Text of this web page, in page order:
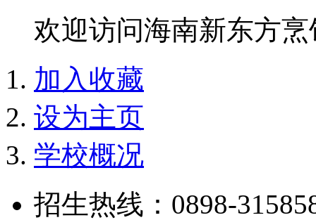
欢迎访问海南新东方
加入收藏
设为主页
学校概况
招生热线：0898-